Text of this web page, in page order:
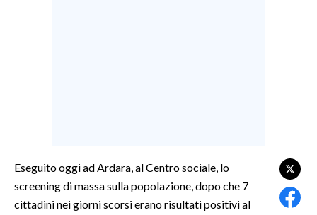
SPETTACOLI
GOSSIP
Eseguito oggi ad Ardara, al Centro sociale, lo
screening di massa sulla popolazione, dopo che 7
cittadini nei giorni scorsi erano risultati positivi al